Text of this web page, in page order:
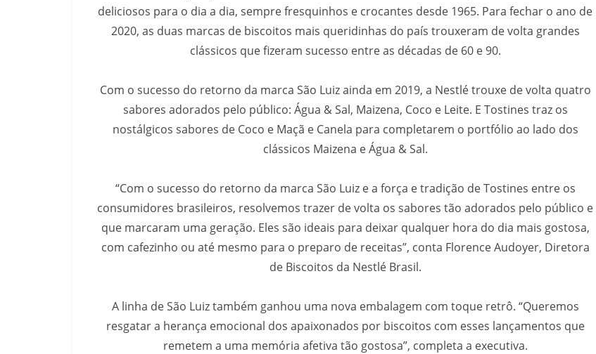
deliciosos para o dia a dia, sempre fresquinhos e crocantes desde 1965. Para fechar o ano de
2020, as duas marcas de biscoitos mais queridinhas do país trouxeram de volta grandes
clássicos que fizeram sucesso entre as décadas de 60 e 90.
Com o sucesso do retorno da marca São Luiz ainda em 2019, a Nestlé trouxe de volta quatro
sabores adorados pelo público: Água & Sal, Maizena, Coco e Leite. E Tostines traz os
nostálgicos sabores de Coco e Maçã e Canela para completarem o portfólio ao lado dos
clássicos Maizena e Água & Sal.
“Com o sucesso do retorno da marca São Luiz e a força e tradição de Tostines entre os
consumidores brasileiros, resolvemos trazer de volta os sabores tão adorados pelo público e
que marcaram uma geração. Eles são ideais para deixar qualquer hora do dia mais gostosa,
com cafezinho ou até mesmo para o preparo de receitas”, conta Florence Audoyer, Diretora
de Biscoitos da Nestlé Brasil.
A linha de São Luiz também ganhou uma nova embalagem com toque retrô. “Queremos
resgatar a herança emocional dos apaixonados por biscoitos com esses lançamentos que
remetem a uma memória afetiva tão gostosa”, completa a executiva.